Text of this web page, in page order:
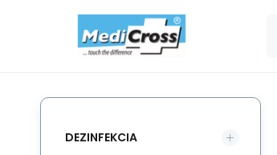
DEZINFEKCIA